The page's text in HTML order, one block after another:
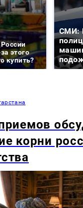
этого
купить?
СМИ:
корни